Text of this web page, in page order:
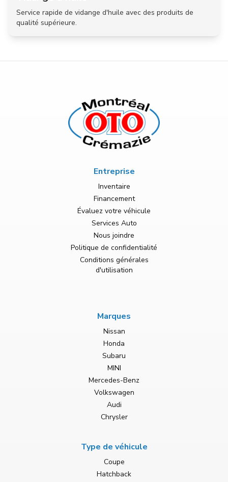
Service rapide de vidange d'huile avec des produits de
qualité supérieure.
Entreprise
Inventaire
Financement
Évaluez votre véhicule
Services Auto
Nous joindre
Politique de confidentialité
Conditions générales
d'utilisation
Marques
Nissan
Honda
Subaru
MINI
Mercedes-Benz
Volkswagen
Audi
Chrysler
Type de véhicule
Coupe
Hatchback